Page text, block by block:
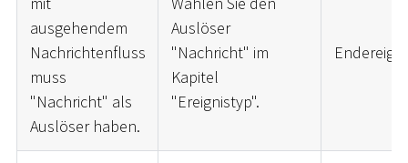
ausgehendem
Nachrichtenfluss
muss
"Nachricht" als
Auslöser haben.
Auslöser
"Nachricht" im
Kapitel
"Ereignistyp".